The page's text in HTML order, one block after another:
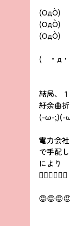
(OдO`)
(OдO`)
(OдO`)
(　・д
結局、
紆余曲
(-ω-;)(-
電力会
で手配
により
🙎‍♂🙎‍♂🙎‍♂